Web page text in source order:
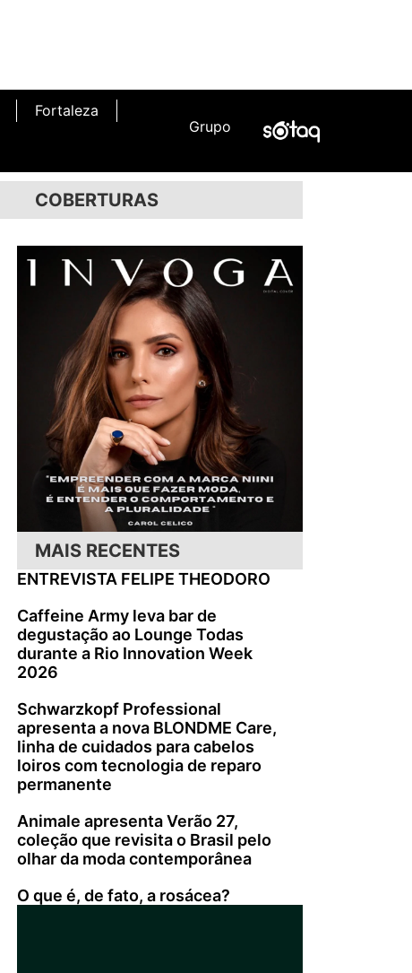
Fortaleza
Grupo
COBERTURAS
MAIS RECENTES
ENTREVISTA FELIPE THEODORO
Caffeine Army leva bar de
degustação ao Lounge Todas
durante a Rio Innovation Week
2026
Schwarzkopf Professional
apresenta a nova BLONDME Care,
linha de cuidados para cabelos
loiros com tecnologia de reparo
permanente
Animale apresenta Verão 27,
coleção que revisita o Brasil pelo
olhar da moda contemporânea
O que é, de fato, a rosácea?